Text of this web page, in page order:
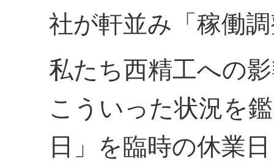
社が軒並み「稼働
私たち西精工への
こういった状況を
日」を臨時の休業